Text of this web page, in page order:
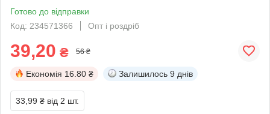
Готово до відправки
Код: 234571366
Опт і роздріб
39,20 ₴ 56 ₴
Економія 16.80 ₴ Залишилось 9 днів
33,99 ₴ від 2 шт.